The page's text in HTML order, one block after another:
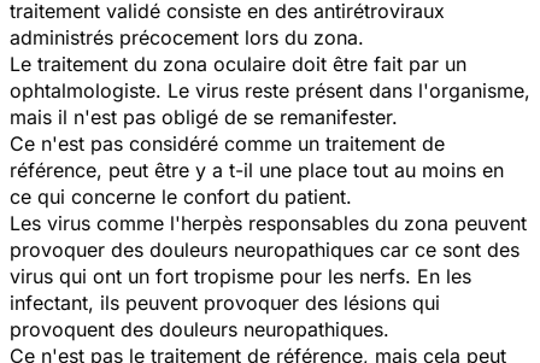
traitement validé consiste en des antirétroviraux
administrés précocement lors du zona.
Le traitement du zona oculaire doit être fait par un
ophtalmologiste. Le virus reste présent dans l'organisme,
mais il n'est pas obligé de se remanifester.
Ce n'est pas considéré comme un traitement de
référence, peut être y a t-il une place tout au moins en
ce qui concerne le confort du patient.
Les virus comme l'herpès responsables du zona peuvent
provoquer des douleurs neuropathiques car ce sont des
virus qui ont un fort tropisme pour les nerfs. En les
infectant, ils peuvent provoquer des lésions qui
provoquent des douleurs neuropathiques.
Ce n'est pas le traitement de référence, mais cela peut